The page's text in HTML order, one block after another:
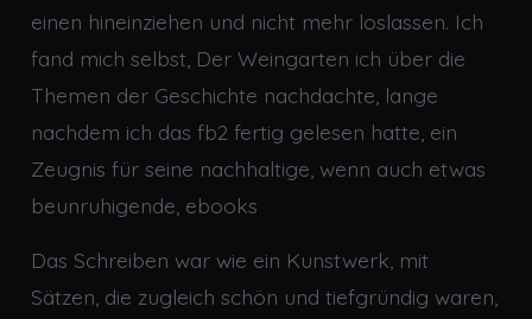
einen hineinziehen und nicht mehr loslassen. Ich
fand mich selbst, Der Weingarten ich über die
Themen der Geschichte nachdachte, lange
nachdem ich das fb2 fertig gelesen hatte, ein
Zeugnis für seine nachhaltige, wenn auch etwas
beunruhigende, ebooks
Das Schreiben war wie ein Kunstwerk, mit
Sätzen, die zugleich schön und tiefgründig waren,